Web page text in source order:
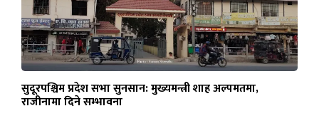
सुदूरपश्चिम प्रदेश सभा सुनसान: मुख्यमन्त्री शाह अल्पमतमा,
राजीनामा दिने सम्भावना